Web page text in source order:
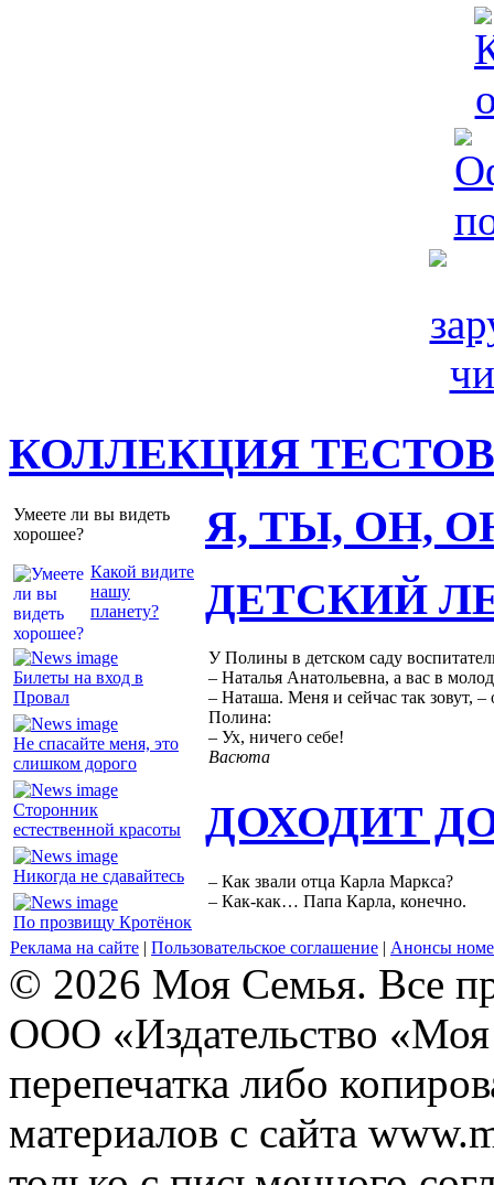
КОЛЛЕКЦИЯ ТЕСТОВ
Умеете ли вы видеть
хорошее?
Какой видите
нашу
планету?
Я, ТЫ, ОН,
Билеты на вход в
Провал
Не спасайте меня, это
слишком дорого
Сторонник
естественной красоты
Никогда не сдавайтесь
По прозвищу Кротёнок
ДЕТСКИЙ
У Полины в детском саду
– Наталья Анатольевна, а вас в
– Наташа. Меня и сейчас так зовут, –
Полина:
– Ух, ничего себе!
Васюта
ДОХОДИТ
– Как звали отца Карла Маркса?
– Как-как… Папа Карла, конечно.
Реклама на сайте | Пользовательское соглашение | Анонсы
© 2026 Моя Семья. Все
ООО «Издательство
перепечатка либо
материалов с сайта